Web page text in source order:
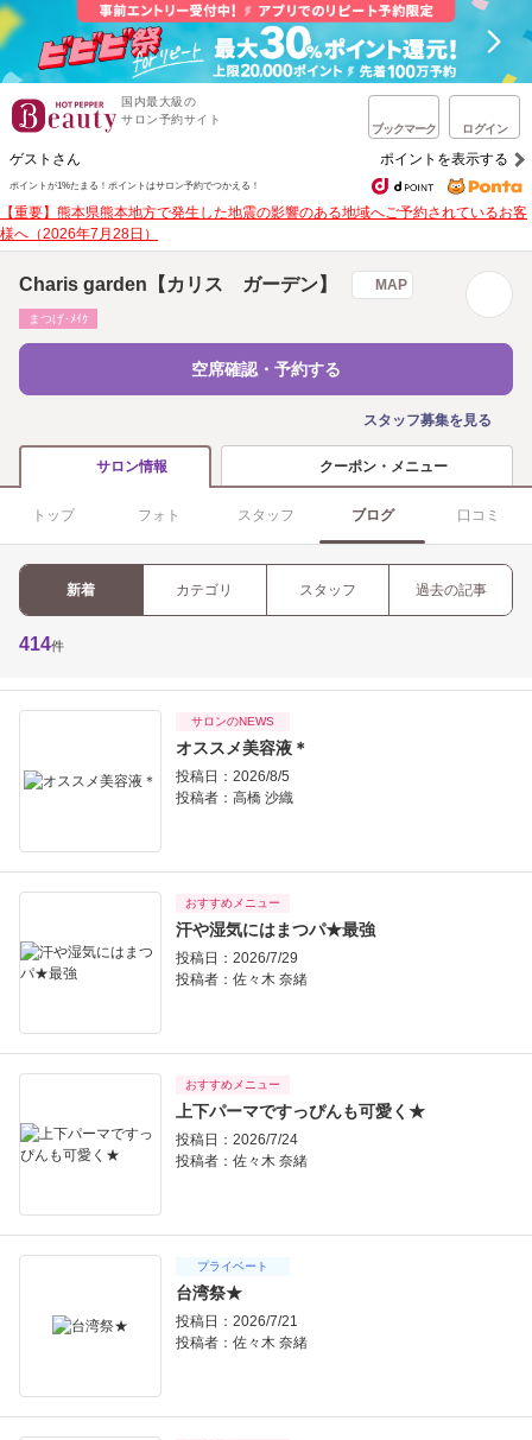
国内最大級の
サロン予約サイト
ブックマーク ログイン
ゲストさん ポイントを表示する
ポイントが1%たまる！ ポイントはサロン予約でつかえる！
【重要】熊本県熊本地方で発生した地震の影響のある地域へご予約されているお客
様へ（2026年7月28日）
Charis garden【カリス ガーデン】 MAP
まつげ･ﾒｲｸ
空席確認・予約する
スタッフ募集を見る
サロン情報 クーポン・メニュー
トップ フォト スタッフ ブログ 口コミ
新着 カテゴリ スタッフ 過去の記事
414件
サロンのNEWS
オススメ美容液＊
投稿日：2026/8/5
投稿者： 高橋 沙織
おすすめメニュー
汗や湿気にはまつパ★最強
投稿日：2026/7/29
投稿者： 佐々木 奈緒
おすすめメニュー
上下パーマですっぴんも可愛く★
投稿日：2026/7/24
投稿者： 佐々木 奈緒
プライベート
台湾祭★
投稿日：2026/7/21
投稿者： 佐々木 奈緒